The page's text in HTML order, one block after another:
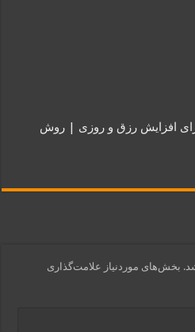
طلاق برای افزایش رزق و روزی | روش
بخش‌های موردنیاز علامت‌گذاری